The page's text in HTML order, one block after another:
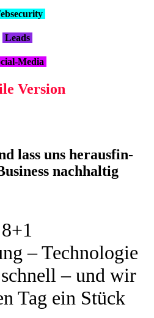
Leads
Media
Ver­si­on
lass uns her­aus­fin­
nach­hal­tig
8+1
– Technologie
– und wir
Tag ein Stück